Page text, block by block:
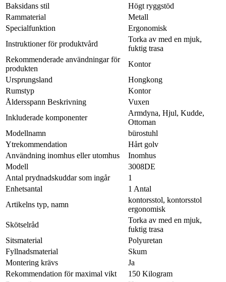
Baksidans stil
Högt ryggstöd
Rammaterial
Metall
Specialfunktion
Ergonomisk
Instruktioner för produktvård
Torka av med en mjuk,
fuktig trasa
Rekommenderade användningar för
produkten
Kontor
Ursprungsland
Hongkong
Rumstyp
Kontor
Åldersspann Beskrivning
Vuxen
Inkluderade komponenter
Armdyna, Hjul, Kudde,
Ottoman
Modellnamn
bürostuhl
Ytrekommendation
Hårt golv
Användning inomhus eller utomhus
Inomhus
Modell
3008DE
Antal prydnadskuddar som ingår
1
Enhetsantal
1 Antal
Artikelns typ, namn
kontorsstol, kontorsstol
ergonomisk
Skötselråd
Torka av med en mjuk,
fuktig trasa
Sitsmaterial
Polyuretan
Fyllnadsmaterial
Skum
Montering krävs
Ja
Rekommendation för maximal vikt
150 Kilogram